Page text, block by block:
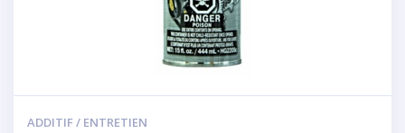
ADDITIF / ENTRETIEN